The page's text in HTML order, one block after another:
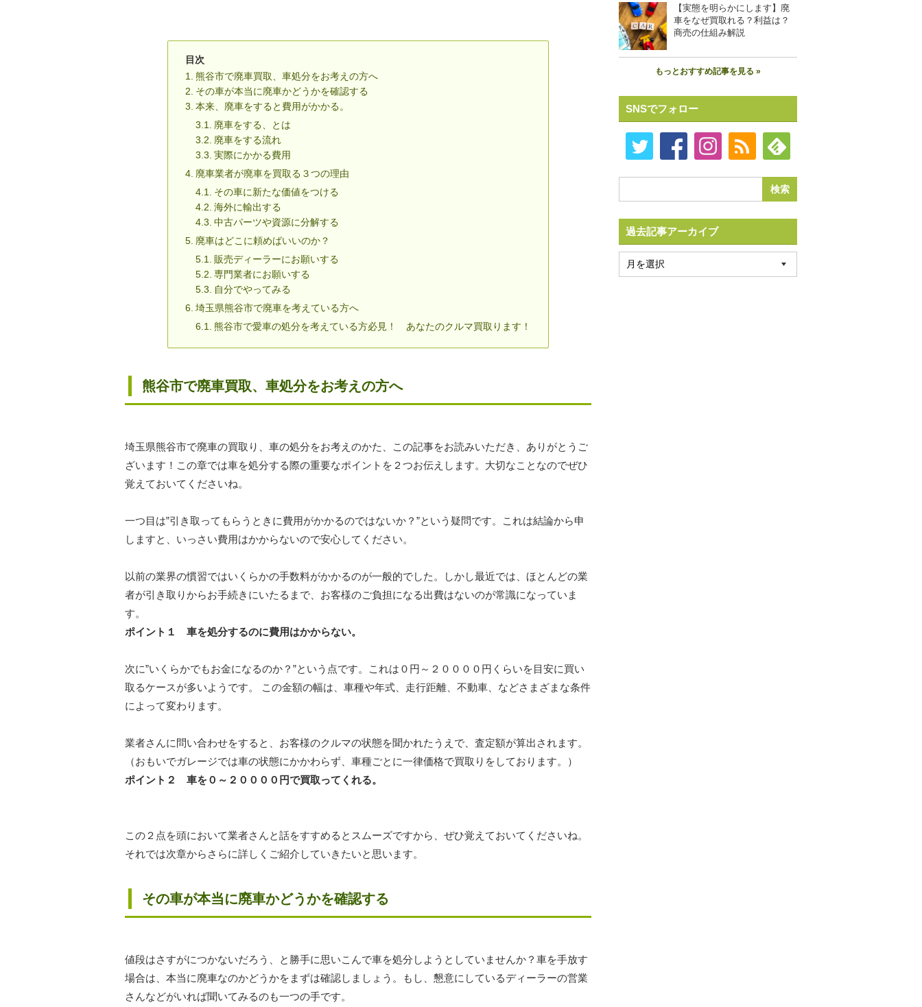
目次
熊谷市で廃車買取、車処分をお考えの方へ
その車が本当に廃車かどうかを確認する
本来、廃車をすると費用がかかる。
廃車をする、とは
廃車をする流れ
実際にかかる費用
廃車業者が廃車を買取る３つの理由
その車に新たな価値をつける
海外に輸出する
中古パーツや資源に分解する
廃車はどこに頼めばいいのか？
販売ディーラーにお願いする
専門業者にお願いする
自分でやってみる
埼玉県熊谷市で廃車を考えている方へ
熊谷市で愛車の処分を考えている方必見！ あなたのクルマ買取ります！
熊谷市で廃車買取、車処分をお考えの方へ
埼玉県熊谷市で廃車の買取り、車の処分をお考えのかた、この記事をお読みいただき、ありがとうご
ざいます！この章では車を処分する際の重要なポイントを２つお伝えします。大切なことなのでぜひ
覚えておいてくださいね。
一つ目は”引き取ってもらうときに費用がかかるのではないか？”という疑問です。これは結論から申
しますと、いっさい費用はかからないので安心してください。
以前の業界の慣習ではいくらかの手数料がかかるのが一般的でした。しかし最近では、ほとんどの業
者が引き取りからお手続きにいたるまで、お客様のご負担になる出費はないのが常識になっていま
す。
ポイント１ 車を処分するのに費用はかからない。
次に”いくらかでもお金になるのか？”という点です。これは０円～２００００円くらいを目安に買い
取るケースが多いようです。 この金額の幅は、車種や年式、走行距離、不動車、などさまざまな条件
によって変わります。
業者さんに問い合わせをすると、お客様のクルマの状態を聞かれたうえで、査定額が算出されます。
（おもいでガレージでは車の状態にかかわらず、車種ごとに一律価格で買取りをしております。）
ポイント２ 車を０～２００００円で買取ってくれる。
この２点を頭において業者さんと話をすすめるとスムーズですから、ぜひ覚えておいてくださいね。
それでは次章からさらに詳しくご紹介していきたいと思います。
その車が本当に廃車かどうかを確認する
値段はさすがにつかないだろう、と勝手に思いこんで車を処分しようとしていませんか？車を手放す
場合は、本当に廃車なのかどうかをまずは確認しましょう。もし、懇意にしているディーラーの営業
さんなどがいれば聞いてみるのも一つの手です。
【実態を明らかにします】廃
車をなぜ買取れる？利益は？
商売の仕組み解説
もっとおすすめ記事を見る »
SNSでフォロー
過去記事アーカイブ